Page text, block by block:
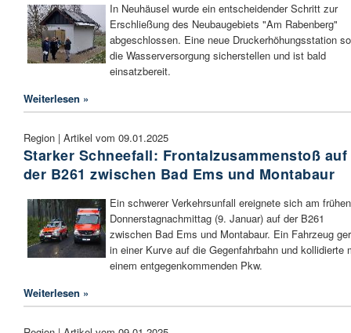
In Neuhäusel wurde ein entscheidender Schritt zur
Erschließung des Neubaugebiets "Am Rabenberg"
abgeschlossen. Eine neue Druckerhöhungsstation
die Wasserversorgung sicherstellen und ist bald
einsatzbereit.
Weiterlesen »
Region | Artikel vom 09.01.2025
Starker Schneefall: Frontalzusammenstoß auf
der B261 zwischen Bad Ems und Montabaur
Ein schwerer Verkehrsunfall ereignete sich am frühen
Donnerstagnachmittag (9. Januar) auf der B261
zwischen Bad Ems und Montabaur. Ein Fahrzeug
in einer Kurve auf die Gegenfahrbahn und kollidierte
einem entgegenkommenden Pkw.
Weiterlesen »